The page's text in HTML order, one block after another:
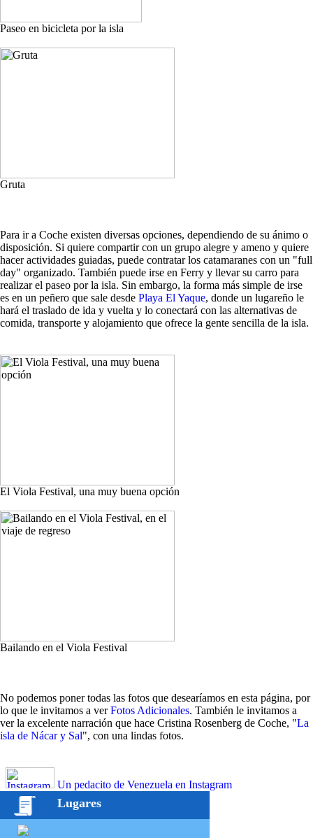
Paseo en bicicleta por la isla
Gruta
Para ir a Coche existen diversas opciones, dependiendo de su ánimo o
disposición. Si quiere compartir con un grupo alegre y ameno y quiere
hacer actividades guiadas, puede contratar los catamaranes con un "full
day" organizado. También puede irse en Ferry y llevar su carro para
realizar el paseo por la isla. Sin embargo, la forma más simple de irse
es en un peñero que sale desde Playa El Yaque, donde un lugareño le
hará el traslado de ida y vuelta y lo conectará con las alternativas de
comida, transporte y alojamiento que ofrece la gente sencilla de la isla.
El Viola Festival, una muy buena opción
Bailando en el Viola Festival
No podemos poner todas las fotos que desearíamos en esta página, por
lo que le invitamos a verFotos Adicionales. También le invitamos a
ver la excelente narración que hace Cristina Rosenberg de Coche, "La
isla de Nácar y Sal", con una lindas fotos.
Un pedacito de Venezuela en Instagram
Lugares